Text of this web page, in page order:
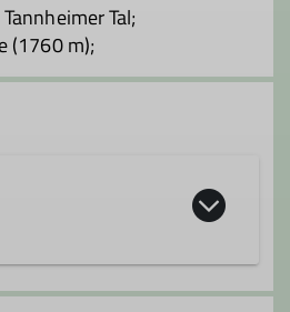
Tal;
(1760 m);
fn.de